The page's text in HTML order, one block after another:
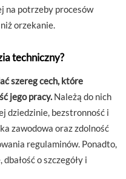
na potrzeby procesów
orzekanie.
techniczny?
szereg cech, które
jego pracy. Należą do nich
dziedzinie, bezstronność i
zawodowa oraz zdolność
regulaminów. Ponadto,
o szczegóły i